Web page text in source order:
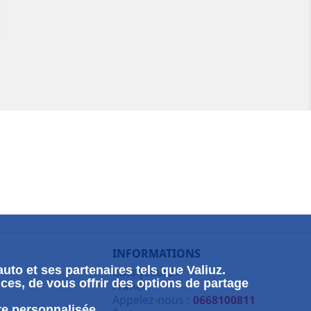
INFORMATIONS
Catalyseur24
France
Appelez-nous : 0668100811
et ses partenaires tels que Valiuz.
de vous offrir des options de partage